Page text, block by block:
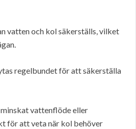
vatten och kol säkerställs, vilket
regelbundet för att säkerställa
vattenflöde eller
för att veta när kol behöver